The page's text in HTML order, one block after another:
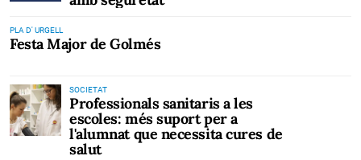
PLA D' URGELL
Festa Major de Golmés
SOCIETAT
Professionals sanitaris a les
escoles: més suport per a
l'alumnat que necessita cures de
salut